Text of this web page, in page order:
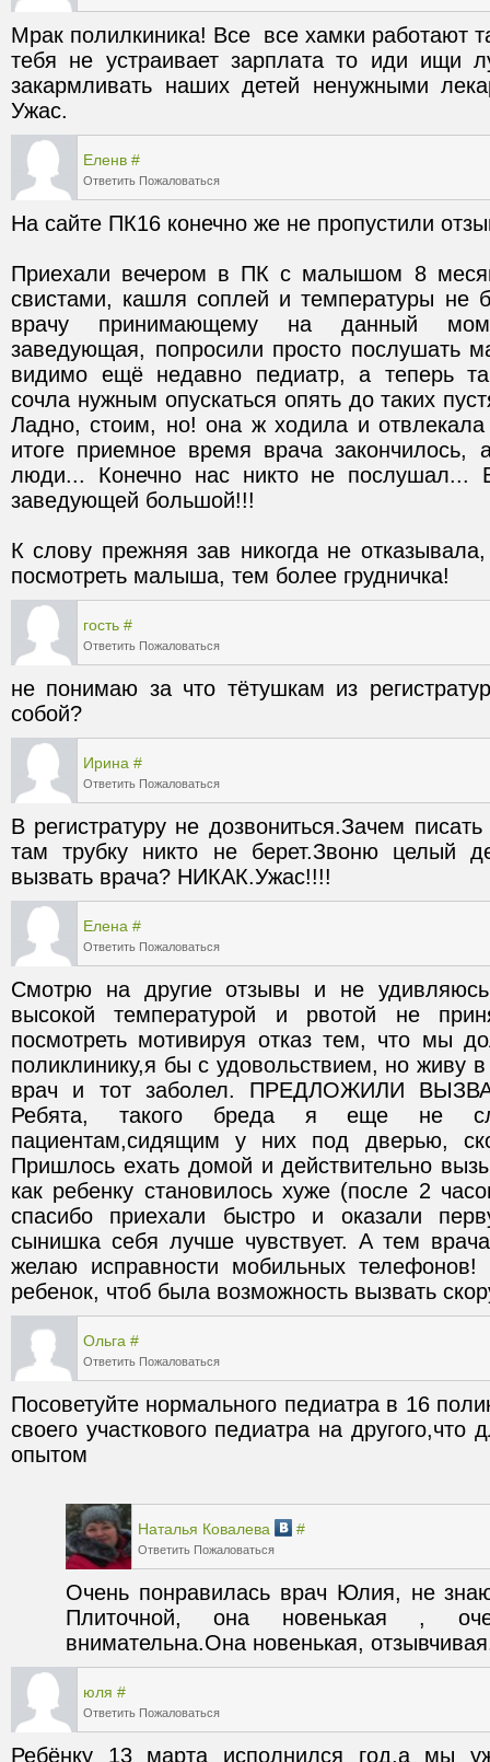
Мрак полилкиника! Все  все хамки работают
тебя не устраивает зарплата то иди ищи
закармливать наших детей ненужными
Ужас.
Еленв #
Ответить Пожаловаться
Приехали вечером в ПК с малышом 8
свистами, кашля соплей и температуры не
врачу принимающему на данный
заведующая, попросили просто послушать
видимо ещё недавно педиатр, а теперь
сочла нужным опускаться опять до таких
Ладно, стоим, но! она ж ходила и отвлекала
итоге приемное время врача
люди... Конечно нас никто не послушал...
К слову прежняя зав никогда не
посмотреть малыша, тем более грудничка!
гость #
Ответить Пожаловаться
не понимаю за что тётушкам из
собой?
Ирина #
Ответить Пожаловаться
В регистратуру не дозвониться.Зачем
там трубку никто не берет.Звоню целый
вызвать врача? НИКАК.Ужас!!!!
Елена #
Ответить Пожаловаться
Смотрю на другие отзывы и не
высокой температурой и рвотой не
посмотреть мотивируя отказ тем, что мы
поликлинику,я бы с удовольствием, но живу
врач и тот заболел. ПРЕДЛОЖИЛИ
Ребята, такого бреда я еще не
пациентам,сидящим у них под дверью,
Пришлось ехать домой и действительно
как ребенку становилось хуже (после 2
спасибо приехали быстро и оказали
сынишка себя лучше чувствует. А тем
желаю исправности мобильных
ребенок, чтоб была возможность вызвать
Ольга #
Ответить Пожаловаться
Посоветуйте нормального педиатра в 16
своего участкового педиатра на другого,что
Наталья Ковалева #
Ответить Пожаловаться
Очень понравилась врач Юлия, не
Плиточной, она новенькая ,
внимательна.Она новенькая,
юля #
Ответить Пожаловаться
Ребёнку 13 марта исполнился год,а мы